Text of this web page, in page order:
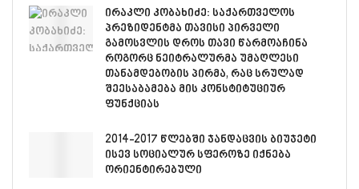
ირაკლი კობახიძე: საქართველოს
პრეზიდენტმა თავისი პირველი
გამოსვლის დროს თავი წარმოაჩინა
როგორც ნეიტრალურმა უმაღლესი
თანამდებობის პირმა, რაც სრულად
შეესაბამება მის კონსტიტუციურ
ფუნქციას
2014-2017 წლებში ჯანდაცვის ბიუჯეტი
ისევ სოციალურ სფეროზე იქნება
ორიენტირებული